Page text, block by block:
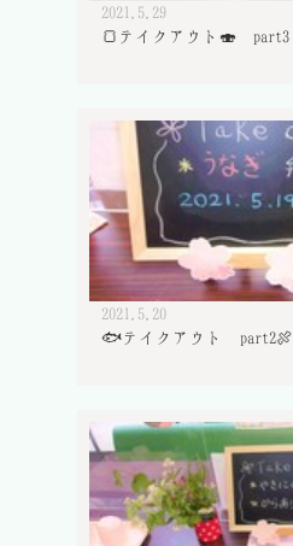
2021.5.29
🍞テイクアウト🍣 part3
2021.5.20
🐟テイクアウト part2🍖